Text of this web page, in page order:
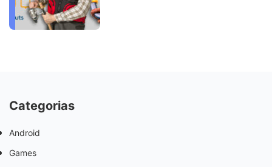
Categorias
Android
Games